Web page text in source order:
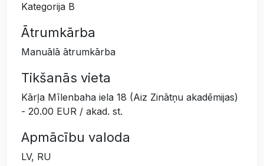
Kategorija B
Ātrumkārba
Manuālā ātrumkārba
Tikšanās vieta
Kārļa Mīlenbaha iela 18 (Aiz Zinātņu akadēmijas)
- 20.00 EUR / akad. st.
Apmācību valoda
LV, RU